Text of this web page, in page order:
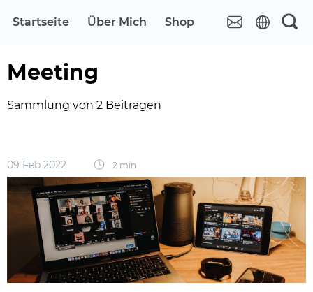
Startseite Über Mich Shop
Meeting
Sammlung von 2 Beiträgen
09 Feb 2022 2 min